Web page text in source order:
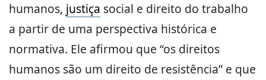
humanos, justiça social e direito do trabalho
a partir de uma perspectiva histórica e
normativa. Ele afirmou que “os direitos
humanos são um direito de resistência” e que